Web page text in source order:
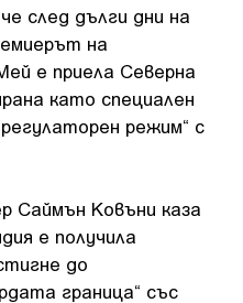
след дълги дни на
на
е приела Северна
като специален
режим“ с
Саймън Ковъни каза
е получила
до
граница“ със